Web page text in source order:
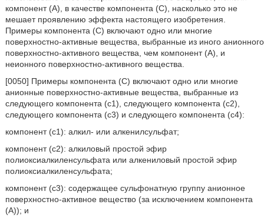
компонент (А), в качестве компонента (С), насколько это не
мешает проявлению эффекта настоящего изобретения.
Примеры компонента (С) включают одно или многие
поверхностно-активные вещества, выбранные из иного анионного
поверхностно-активного вещества, чем компонент (А), и
неионного поверхностно-активного вещества.
[0050] Примеры компонента (С) включают одно или многие
анионные поверхностно-активные вещества, выбранные из
следующего компонента (с1), следующего компонента (с2),
следующего компонента (с3) и следующего компонента (с4):
компонент (с1): алкил- или алкенилсульфат;
компонент (с2): алкиловый простой эфир
полиоксиалкиленсульфата или алкениловый простой эфир
полиоксиалкиленсульфата;
компонент (с3): содержащее сульфонатную группу анионное
поверхностно-активное вещество (за исключением компонента
(А)); и